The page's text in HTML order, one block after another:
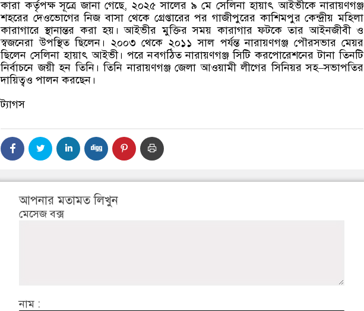
কারা কর্তৃপক্ষ সূত্রে জানা গেছে, ২০২৫ সালের ৯ মে সেলিনা হায়াৎ আইভীকে নারায়ণগঞ্জ
শহরের দেওভোগের নিজ বাসা থেকে গ্রেপ্তারের পর গাজীপুরের কাশিমপুর কেন্দ্রীয় মহিলা
কারাগারে স্থানান্তর করা হয়। আইভীর মুক্তির সময় কারাগার ফটকে তার আইনজীবী ও
স্বজনেরা উপস্থিত ছিলেন। ২০০৩ থেকে ২০১১ সাল পর্যন্ত নারায়ণগঞ্জ পৌরসভার মেয়র
ছিলেন সেলিনা হায়াৎ আইভী। পরে নবগঠিত নারায়ণগঞ্জ সিটি করপোরেশনের টানা তিনটি
নির্বাচনে জয়ী হন তিনি। তিনি নারায়ণগঞ্জ জেলা আওয়ামী লীগের সিনিয়র সহ–সভাপতির
দায়িত্বও পালন করছেন।
ট্যাগস
আপনার মতামত লিখুন
মেসেজ বক্স
নাম :